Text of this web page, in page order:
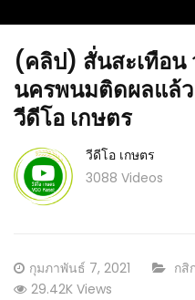
พัง
(คลิป) ใช้สิ่งนี้รองก้นก
สับ ประหยัด แถมผักงา
(คลิป) สั่นสะเทือน
นครพนมติดผลแล้ว
วีดีโอ เกษตร
วีดีโอ เกษตร
3088 Videos
Posted
on
กุมภาพันธ์ 7, 2021 กสิ
29.42K Views